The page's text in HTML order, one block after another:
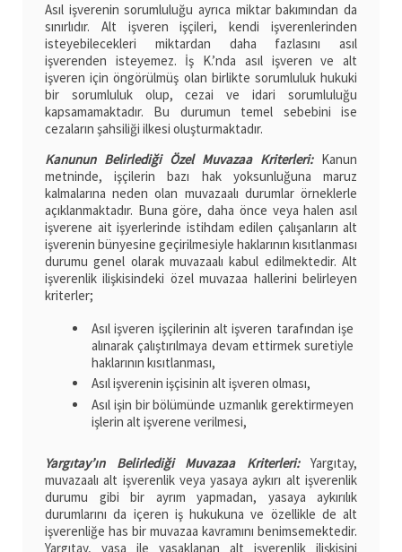
Asıl işverenin sorumluluğu ayrıca miktar bakımından da
sınırlıdır. Alt işveren işçileri, kendi işverenlerinden
isteyebilecekleri miktardan daha fazlasını asıl
işverenden isteyemez. İş K.’nda asıl işveren ve alt
işveren için öngörülmüş olan birlikte sorumluluk hukuki
bir sorumluluk olup, cezai ve idari sorumluluğu
kapsamamaktadır. Bu durumun temel sebebini ise
cezaların şahsiliği ilkesi oluşturmaktadır.
Kanunun Belirlediği Özel Muvazaa Kriterleri:Kanun
metninde, işçilerin bazı hak yoksunluğuna maruz
kalmalarına neden olan muvazaalı durumlar örneklerle
açıklanmaktadır. Buna göre, daha önce veya halen asıl
işverene ait işyerlerinde istihdam edilen çalışanların alt
işverenin bünyesine geçirilmesiyle haklarının kısıtlanması
durumu genel olarak muvazaalı kabul edilmektedir. Alt
işverenlik ilişkisindeki özel muvazaa hallerini belirleyen
kriterler;
Asıl işveren işçilerinin alt işveren tarafından işe
alınarak çalıştırılmaya devam ettirmek suretiyle
haklarının kısıtlanması,
Asıl işverenin işçisinin alt işveren olması,
Asıl işin bir bölümünde uzmanlık gerektirmeyen
işlerin alt işverene verilmesi,
Yargıtay’ın Belirlediği Muvazaa Kriterleri:Yargıtay,
muvazaalı alt işverenlik veya yasaya aykırı alt işverenlik
durumu gibi bir ayrım yapmadan, yasaya aykırılık
durumlarını da içeren iş hukukuna ve özellikle de alt
işverenliğe has bir muvazaa kavramını benimsemektedir.
Yargıtay, yasa ile yasaklanan alt işverenlik ilişkisini